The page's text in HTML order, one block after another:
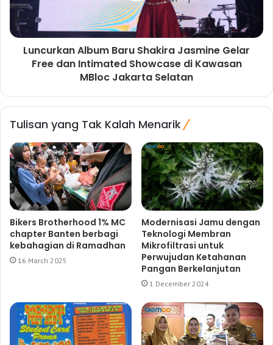
Luncurkan Album Baru Shakira Jasmine Gelar
Free dan Intimated Showcase di Kawasan
MBloc Jakarta Selatan
Tulisan yang Tak Kalah Menarik
Bikers Brotherhood 1% MC
chapter Banten berbagi
kebahagian di Ramadhan
16 March 2025
Modernisasi Jamu dengan
Teknologi Membran
Mikrofiltrasi untuk
Perwujudan Ketahanan
Pangan Berkelanjutan
1 December 2024